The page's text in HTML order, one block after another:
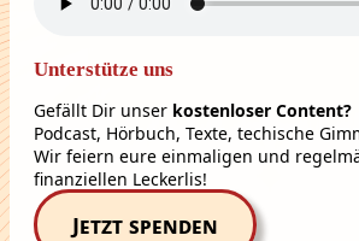
Unterstütze uns
Gefällt Dir unser kostenloser Content?
Podcast, Hörbuch, Texte, techische
Wir feiern eure einmaligen und
finanziellen Leckerlis!
Jetzt spenden